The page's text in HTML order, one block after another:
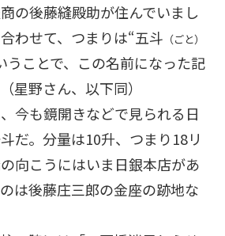
の後藤縫殿助が住んでいまし
わせて、つまりは“五斗 （ごと）
うことで、この名前になった記
星野さん、以下同）
今も鏡開きなどで見られる日
だ。分量は10升、つまり18リ
向こうにはいま日銀本店があ
は後藤庄三郎の金座の跡地な